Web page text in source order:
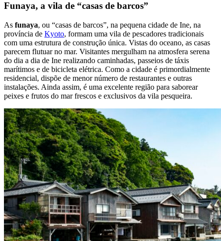
Funaya, a vila de “casas de barcos”
As funaya, ou “casas de barcos”, na pequena cidade de Ine, na
província de Kyoto, formam uma vila de pescadores tradicionais
com uma estrutura de construção única. Vistas do oceano, as casas
parecem flutuar no mar. Visitantes mergulham na atmosfera serena
do dia a dia de Ine realizando caminhadas, passeios de táxis
marítimos e de bicicleta elétrica. Como a cidade é primordialmente
residencial, dispõe de menor número de restaurantes e outras
instalações. Ainda assim, é uma excelente região para saborear
peixes e frutos do mar frescos e exclusivos da vila pesqueira.